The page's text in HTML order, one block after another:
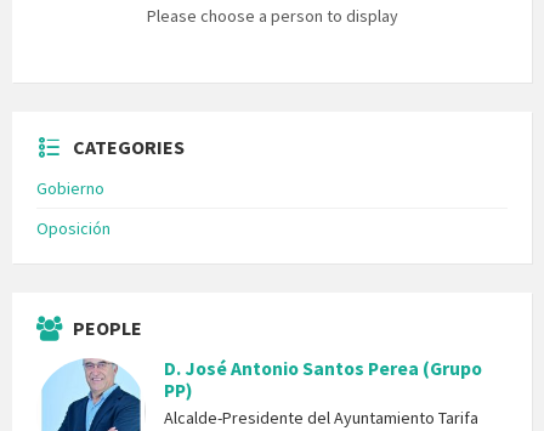
Please choose a person to display
CATEGORIES
Gobierno
Oposición
PEOPLE
D. José Antonio Santos Perea (Grupo
PP)
Alcalde-Presidente del Ayuntamiento Tarifa